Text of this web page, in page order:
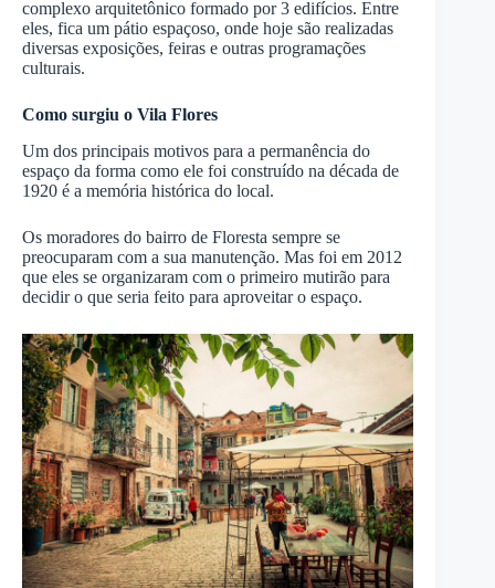
complexo arquitetônico formado por 3 edifícios. Entre
eles, fica um pátio espaçoso, onde hoje são realizadas
diversas exposições, feiras e outras programações
culturais.
Como surgiu o Vila Flores
Um dos principais motivos para a permanência do
espaço da forma como ele foi construído na década de
1920 é a memória histórica do local.
Os moradores do bairro de Floresta sempre se
preocuparam com a sua manutenção. Mas foi em 2012
que eles se organizaram com o primeiro mutirão para
decidir o que seria feito para aproveitar o espaço.